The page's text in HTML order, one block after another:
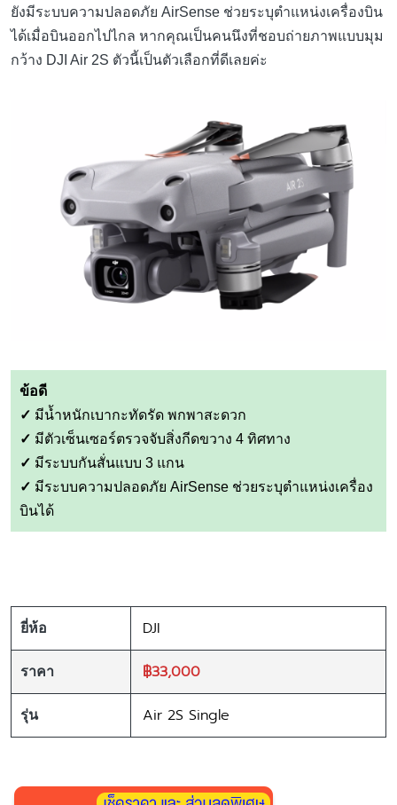
ยังมีระบบความปลอดภัย AirSense ช่วยระบุตำแหน่งเครื่องบิน
ได้เมื่อบินออกไปไกล หากคุณเป็นคนนึงที่ชอบถ่ายภาพแบบมุม
กว้าง DJI Air 2S ตัวนี้เป็นตัวเลือกที่ดีเลยค่ะ
ข้อดี
✓ มีน้ำหนักเบากะทัดรัด พกพาสะดวก
✓ มีตัวเซ็นเซอร์ตรวจจับสิ่งกีดขวาง 4 ทิศทาง
✓ มีระบบกันสั่นแบบ 3 แกน
✓ มีระบบความปลอดภัย AirSense ช่วยระบุตำแหน่งเครื่อง
บินได้
ยี่ห้อ DJI
ราคา ฿33,000
รุ่น Air 2S Single